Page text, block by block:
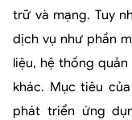
trữ và mạng. Tuy
dịch vụ như phần
liệu, hệ thống
khác. Mục tiêu
phát triển ứng